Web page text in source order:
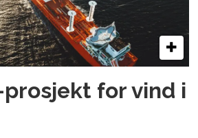
prosjekt for vind i